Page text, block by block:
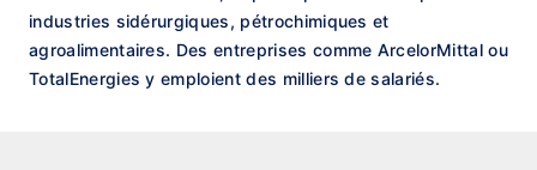
industries sidérurgiques, pétrochimiques et
agroalimentaires. Des entreprises comme ArcelorMittal ou
TotalEnergies y emploient des milliers de salariés.